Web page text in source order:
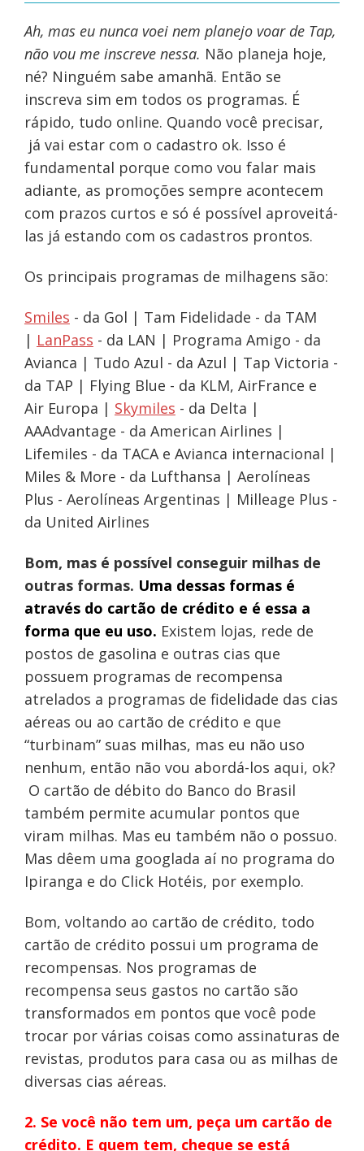
Ah, mas eu nunca voei nem planejo voar de Tap,
não vou me inscreve nessa. Não planeja hoje,
né? Ninguém sabe amanhã. Então se
inscreva sim em todos os programas. É
rápido, tudo online. Quando você precisar,
já vai estar com o cadastro ok. Isso é
fundamental porque como vou falar mais
adiante, as promoções sempre acontecem
com prazos curtos e só é possível aproveitá-
las já estando com os cadastros prontos.
Os principais programas de milhagens são:
Smiles - da Gol | Tam Fidelidade - da TAM
| LanPass - da LAN | Programa Amigo - da
Avianca | Tudo Azul - da Azul | Tap Victoria -
da TAP | Flying Blue - da KLM, AirFrance e
Air Europa | Skymiles - da Delta |
AAAdvantage - da American Airlines |
Lifemiles - da TACA e Avianca internacional |
Miles & More - da Lufthansa | Aerolíneas
Plus - Aerolíneas Argentinas | Milleage Plus -
da United Airlines
Bom, mas é possível conseguir milhas de
outras formas. Uma dessas formas é
através do cartão de crédito e é essa a
forma que eu uso. Existem lojas, rede de
postos de gasolina e outras cias que
possuem programas de recompensa
atrelados a programas de fidelidade das cias
aéreas ou ao cartão de crédito e que
“turbinam” suas milhas, mas eu não uso
nenhum, então não vou abordá-los aqui, ok?
O cartão de débito do Banco do Brasil
também permite acumular pontos que
viram milhas. Mas eu também não o possuo.
Mas dêem uma googlada aí no programa do
Ipiranga e do Click Hotéis, por exemplo.
Bom, voltando ao cartão de crédito, todo
cartão de crédito possui um programa de
recompensas. Nos programas de
recompensa seus gastos no cartão são
transformados em pontos que você pode
trocar por várias coisas como assinaturas de
revistas, produtos para casa ou as milhas de
diversas cias aéreas.
2. Se você não tem um, peça um cartão de
crédito. E quem tem, cheque se está